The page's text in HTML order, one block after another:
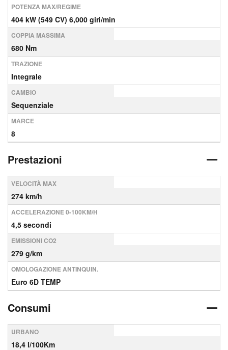
POTENZA MAX/REGIME
404 kW (549 CV) 6,000 giri/min
COPPIA MASSIMA
680 Nm
TRAZIONE
Integrale
CAMBIO
Sequenziale
MARCE
8
Prestazioni
VELOCITÀ MAX
274 km/h
ACCELERAZIONE 0-100KM/H
4,5 secondi
EMISSIONI CO2
279 g/km
OMOLOGAZIONE ANTINQUIN.
Euro 6D TEMP
Consumi
URBANO
18,4 l/100Km